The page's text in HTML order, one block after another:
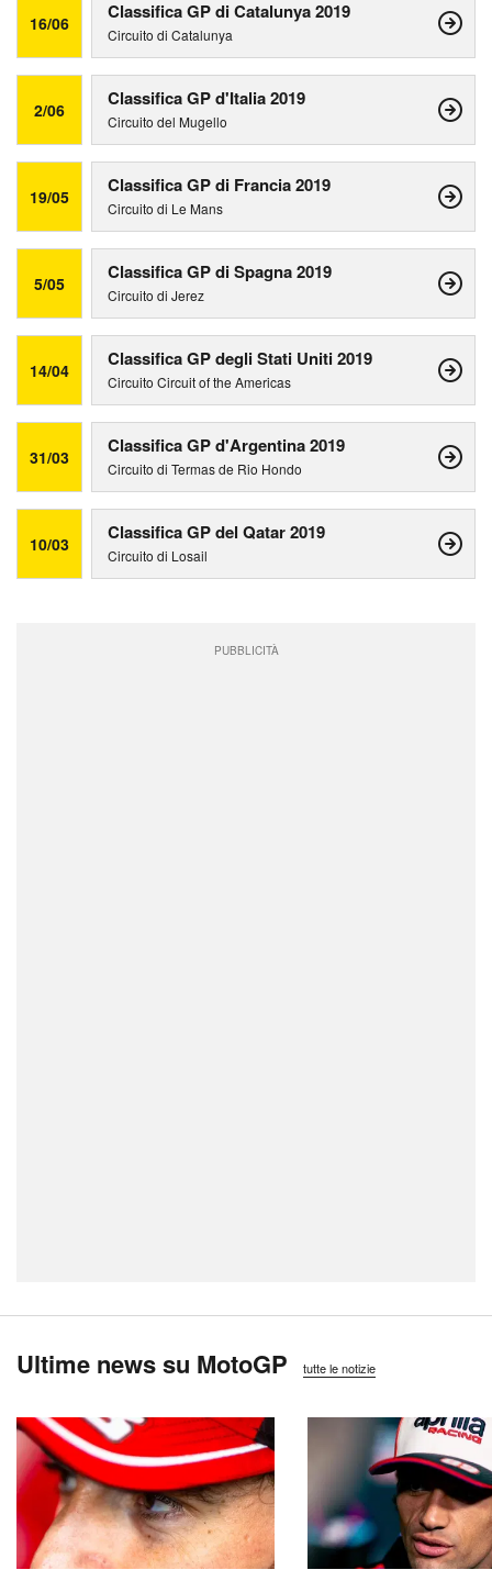
16/06 Classifica GP di Catalunya 2019
Circuito di Catalunya
2/06 Classifica GP d'Italia 2019
Circuito del Mugello
19/05 Classifica GP di Francia 2019
Circuito di Le Mans
5/05 Classifica GP di Spagna 2019
Circuito di Jerez
14/04 Classifica GP degli Stati Uniti 2019
Circuito Circuit of the Americas
31/03 Classifica GP d'Argentina 2019
Circuito di Termas de Rio Hondo
10/03 Classifica GP del Qatar 2019
Circuito di Losail
PUBBLICITÀ
Ultime news su MotoGP tutte le notizie